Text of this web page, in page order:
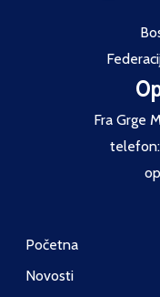
Fra Grge
Početna
Novosti